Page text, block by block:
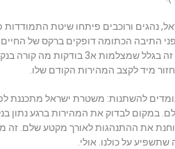
נהגים ורוכבים פיתחו שיטת
התיבה הכתומה דופקים ברקס של
כאילו אין מחר. כל זה בגלל
מיד לקצב המהירות הקודם שלו.
להשתנות: משטרת ישראל מתכננת
במקום לבדוק את המהירות ברגע נתון
את ההתנהגות לאורך מקטע שלם. זה
על כולנו. אולי.